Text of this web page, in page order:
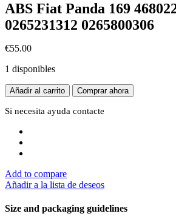
ABS Fiat Panda 169
0265231312 0265800306
€55.00
1 disponibles
ABS
Fiat
Panda
46802215
0265231312
0265800306
Añadir al carrito Comprar ahora
Si necesita ayuda contacte
Add to compare
Añadir a la lista de deseos
Size and packaging guidelines